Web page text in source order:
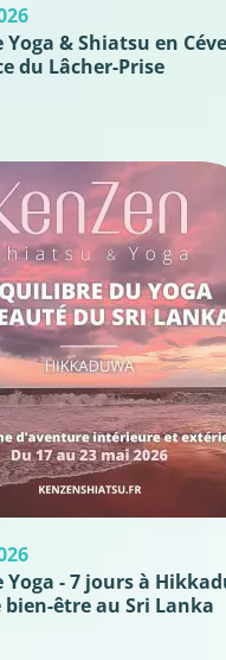
& Shiatsu en
du Lâcher-Prise
Yoga - 7 jours à
bien-être au Sri Lanka